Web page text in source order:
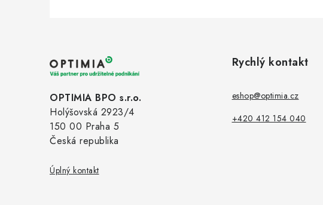
OPTIMIA BPO s.r.o.
Holýšovská 2923/4
150 00 Praha 5
Česká republika
Úplný kontakt
Rychlý kontakt
eshop@optimia.cz
+420 412 154 040